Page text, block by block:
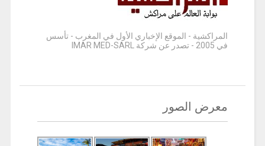
المراكشية - الموقع الإخباري الأول في المغرب - تأسس
في 2005 - تصدر عن شركة IMAR MED-SARL
معرض الصور